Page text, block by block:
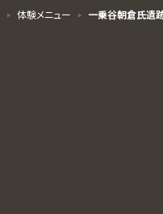
体験メニュー 一乗谷朝倉氏遺